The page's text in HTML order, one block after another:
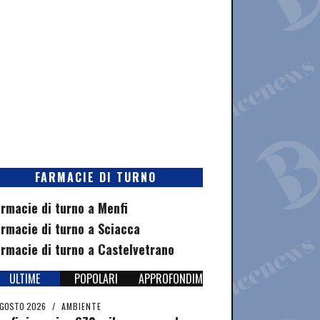
FARMACIE DI TURNO
di turno a Menfi
di turno a Sciacca
di turno a Castelvetrano
ULTIME POPOLARI APPROFONDIMENTI
2026 / AMBIENTE